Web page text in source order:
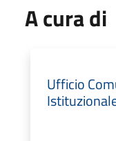
A cura di
Ufficio